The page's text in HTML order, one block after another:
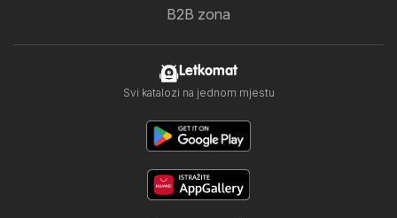
B2B zona
Letkomat
Svi katalozi na jednom mjestu